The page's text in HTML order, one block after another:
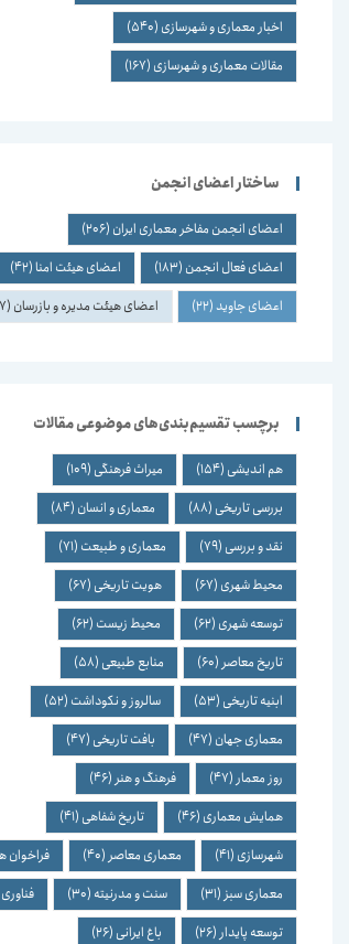
اخبار معماری و شهرسازی (540)
مقالات معماری و شهرسازی (167)
ساختار اعضای انجمن
اعضای انجمن مفاخر معماری ایران (206)
اعضای فعال انجمن (183) اعضای هیئت امنا(42)
اعضای جاوید(22) اعضای هیئت مدیره و بازرسان (7)
برچسب تقسیم‌بندی‌های موضوعی مقالات
هم اندیشی (154) میراث فرهنگی (109)
بررسی تاریخی (88) معماری و انسان (84)
نقد و بررسی (79) معماری و طبیعت (71)
محیط شهری (67) هویت تاریخی (67)
توسعه شهری (62) محیط زیست (62)
تاریخ معاصر (60) منابع طبیعی (58)
ابنیه تاریخی (53) سالروز و نکوداشت (52)
معماری جهان (47) بافت تاریخی (47)
روز معمار (47) فرهنگ و هنر (46)
همایش معماری (46) تاریخ شفاهی (41)
شهرسازی (41) معماری معاصر (40) فراخوان
معماری سبز (31) سنت و مدرنیته (30) فناوری
توسعه پایدار (26) باغ ایرانی (26)